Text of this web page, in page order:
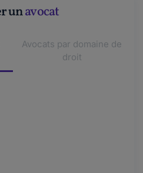
Communautaire.
2019
expliquer votre si...
mon entreprise et
au retour à l...
unavocat
Avocats par domaine de
droit